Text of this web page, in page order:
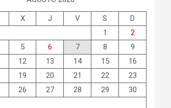
X J V S
D
1
2
5 6 7 8
9
12 13 14 15
16
19 20 21 22
23
26 27 28 29
30